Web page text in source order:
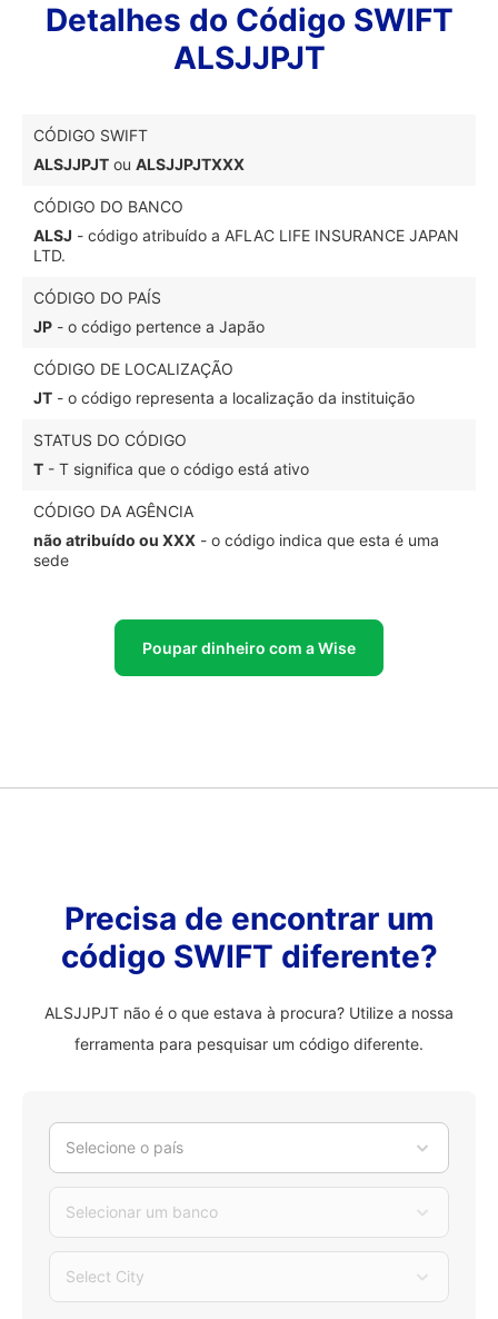
Detalhes do Código SWIFT
ALSJJPJT
CÓDIGO SWIFT
ALSJJPJT ou ALSJJPJTXXX
CÓDIGO DO BANCO
ALSJ - código atribuído a AFLAC LIFE INSURANCE JAPAN
LTD.
CÓDIGO DO PAÍS
JP - o código pertence a Japão
CÓDIGO DE LOCALIZAÇÃO
JT - o código representa a localização da instituição
STATUS DO CÓDIGO
T - T significa que o código está ativo
CÓDIGO DA AGÊNCIA
não atribuído ou XXX - o código indica que esta é uma
sede
Poupar dinheiro com a Wise
Precisa de encontrar um
código SWIFT diferente?
ALSJJPJT não é o que estava à procura? Utilize a nossa
ferramenta para pesquisar um código diferente.
Selecione o país
Selecionar um banco
Select City